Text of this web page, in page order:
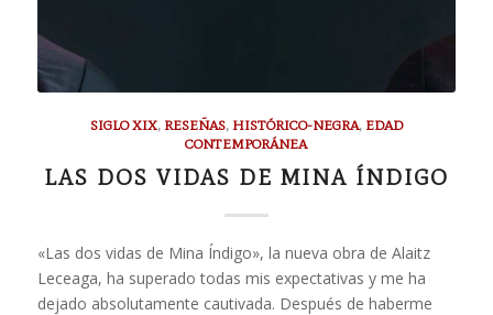
SIGLO XIX, RESEÑAS, HISTÓRICO-NEGRA, EDAD
CONTEMPORÁNEA
LAS DOS VIDAS DE MINA ÍNDIGO
«Las dos vidas de Mina Índigo», la nueva obra de Alaitz
Leceaga, ha superado todas mis expectativas y me ha
dejado absolutamente cautivada. Después de haberme